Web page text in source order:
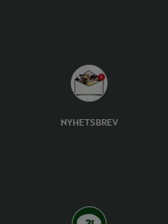
NYHETSBREV